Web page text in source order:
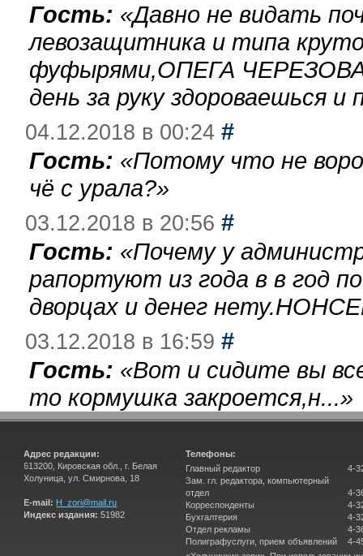
Гость: «Давно не видать
левозащитника и типа
фуфырями,ОПЕГА
день за руку здороваешься
04.12.2018 в 00:24 #
Гость: «Потому что не
чё с урала?»
03.12.2018 в 20:56 #
Гость: «Почему у
рапортуют из года в в год
дворцах и денег
03.12.2018 в 16:59 #
Гость: «Вот и сидите вы
то кормушка закроется,н...»
Адрес редакции:
613200, Кировская обл., г. Белая
Холуница, ул. Смирнова, 18
E-mail: H_zori@mail.ru
Индекс издания: 51982
Телефоны:
Главный редактор
Зам. гл. редактора, компьютерный
отдел
Корреспонденты
Бухгалтерия
Отдел рекламы
Полиграфуслуги, прием объявлений
4-
4-
4-
4-
4-
4-